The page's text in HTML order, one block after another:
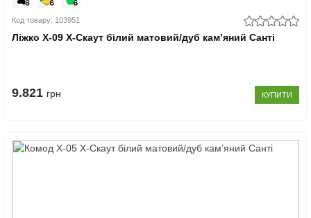
Код товару: 103951
Ліжко Х-09 X-Скаут білий матовий/дуб кам’яний Санті
9.821 грн КУПИТИ